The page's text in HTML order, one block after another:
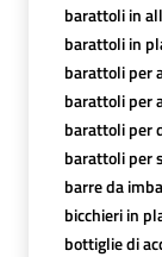
barattoli in
barattoli in
barattoli per
barattoli per
barattoli per
barattoli per
barre da
bicchieri in
bottiglie di